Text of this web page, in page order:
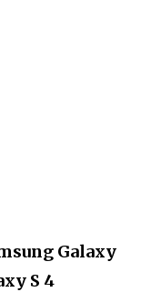
Galaxy
S 4